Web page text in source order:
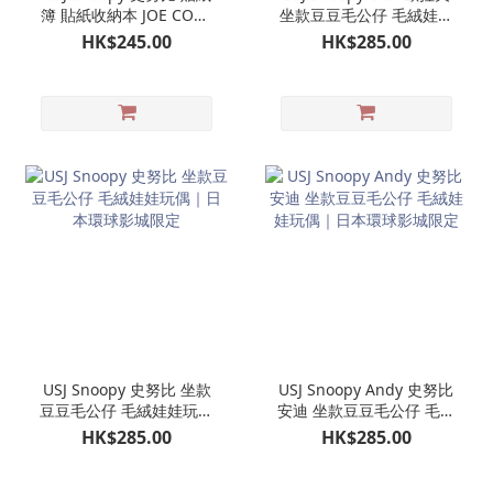
簿 貼紙收納本 JOE COOL
｜日本環球影城限定
HK$245.00
坐款豆豆毛公仔 毛絨娃娃
玩偶｜日本環球影城限定
史努比
HK$285.00
USJ Snoopy 史努比 坐款
豆豆毛公仔 毛絨娃娃玩偶
｜日本環球影城限定
HK$285.00
USJ Snoopy Andy 史努比
安迪 坐款豆豆毛公仔 毛絨
娃娃玩偶｜日本環球影城
HK$285.00